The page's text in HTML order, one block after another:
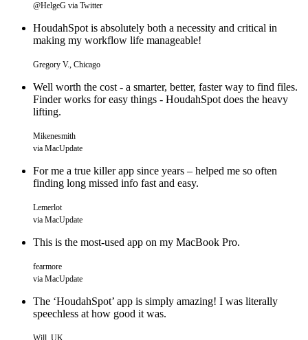
@HelgeG via Twitter
HoudahSpot is absolutely both a necessity and critical in
making my workflow life manageable!
Gregory V., Chicago
Well worth the cost - a smarter, better, faster way to find files.
Finder works for easy things - HoudahSpot does the heavy
lifting.
Mikenesmith
via MacUpdate
For me a true killer app since years – helped me so often
finding long missed info fast and easy.
Lemerlot
via MacUpdate
This is the most-used app on my MacBook Pro.
fearmore
via MacUpdate
The ‘HoudahSpot’ app is simply amazing! I was literally
speechless at how good it was.
Will, UK